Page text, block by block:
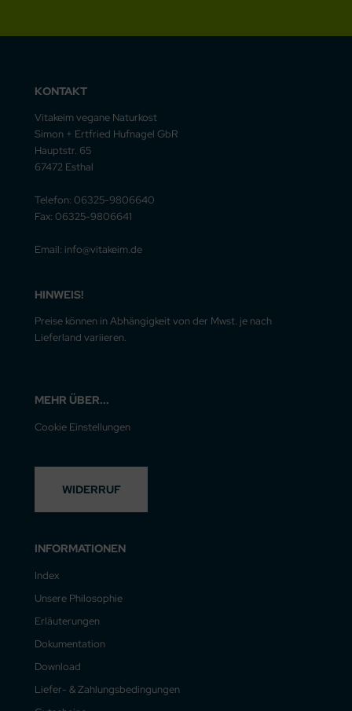
KONTAKT
Vitakeim vegane Naturkost
Simon + Ertfried Hufnagel GbR
Hauptstr. 65
67472 Esthal
Telefon: 06325-9806640
Fax: 06325-9806641
Email: info@vitakeim.de
HINWEIS!
Preise können in Abhängigkeit von der Mwst. je nach
Lieferland variieren.
MEHR ÜBER...
Cookie Einstellungen
WIDERRUF
INFORMATIONEN
Index
Unsere Philosophie
Erläuterungen
Dokumentation
Download
Liefer- & Zahlungsbedingungen